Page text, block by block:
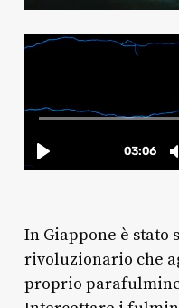
In Giappone è stato
rivoluzionario che
proprio parafulmine